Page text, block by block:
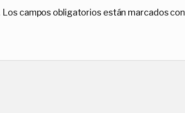
Los campos obligatorios están marcados con